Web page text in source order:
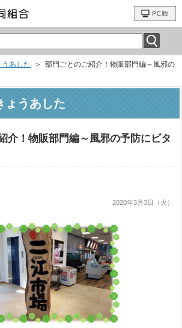
あした
＞ 部門ごとのご紹介！物販部門編～風邪の
ょうあした
介！物販部門編～風邪の予防にビタ
2020年3月3日（火）